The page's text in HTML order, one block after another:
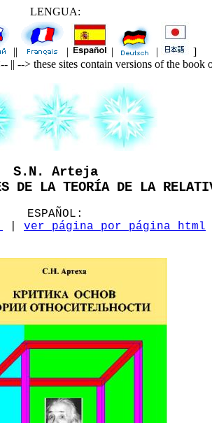
LENGUA:
|| | | |
]
|| --> these sites contain versions of the book
S.N. Arteja
DE LA TEORÍA DE LA
ESPAÑOL:
ver página por página html